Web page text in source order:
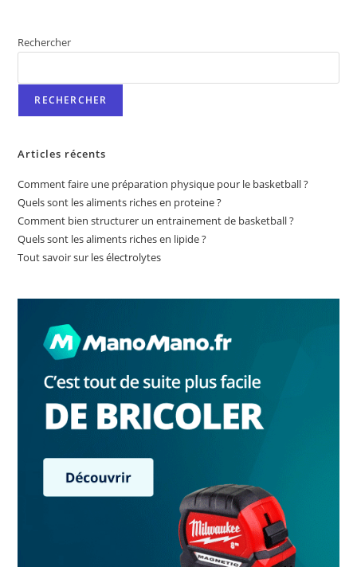
Rechercher
RECHERCHER
Articles récents
Comment faire une préparation physique pour le basketball ?
Quels sont les aliments riches en proteine ?
Comment bien structurer un entrainement de basketball ?
Quels sont les aliments riches en lipide ?
Tout savoir sur les électrolytes